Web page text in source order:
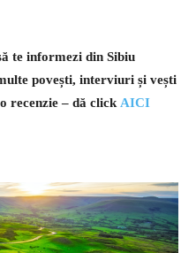
te informezi din Sibiu
povești, interviuri și vești
recenzie – dă click AICI